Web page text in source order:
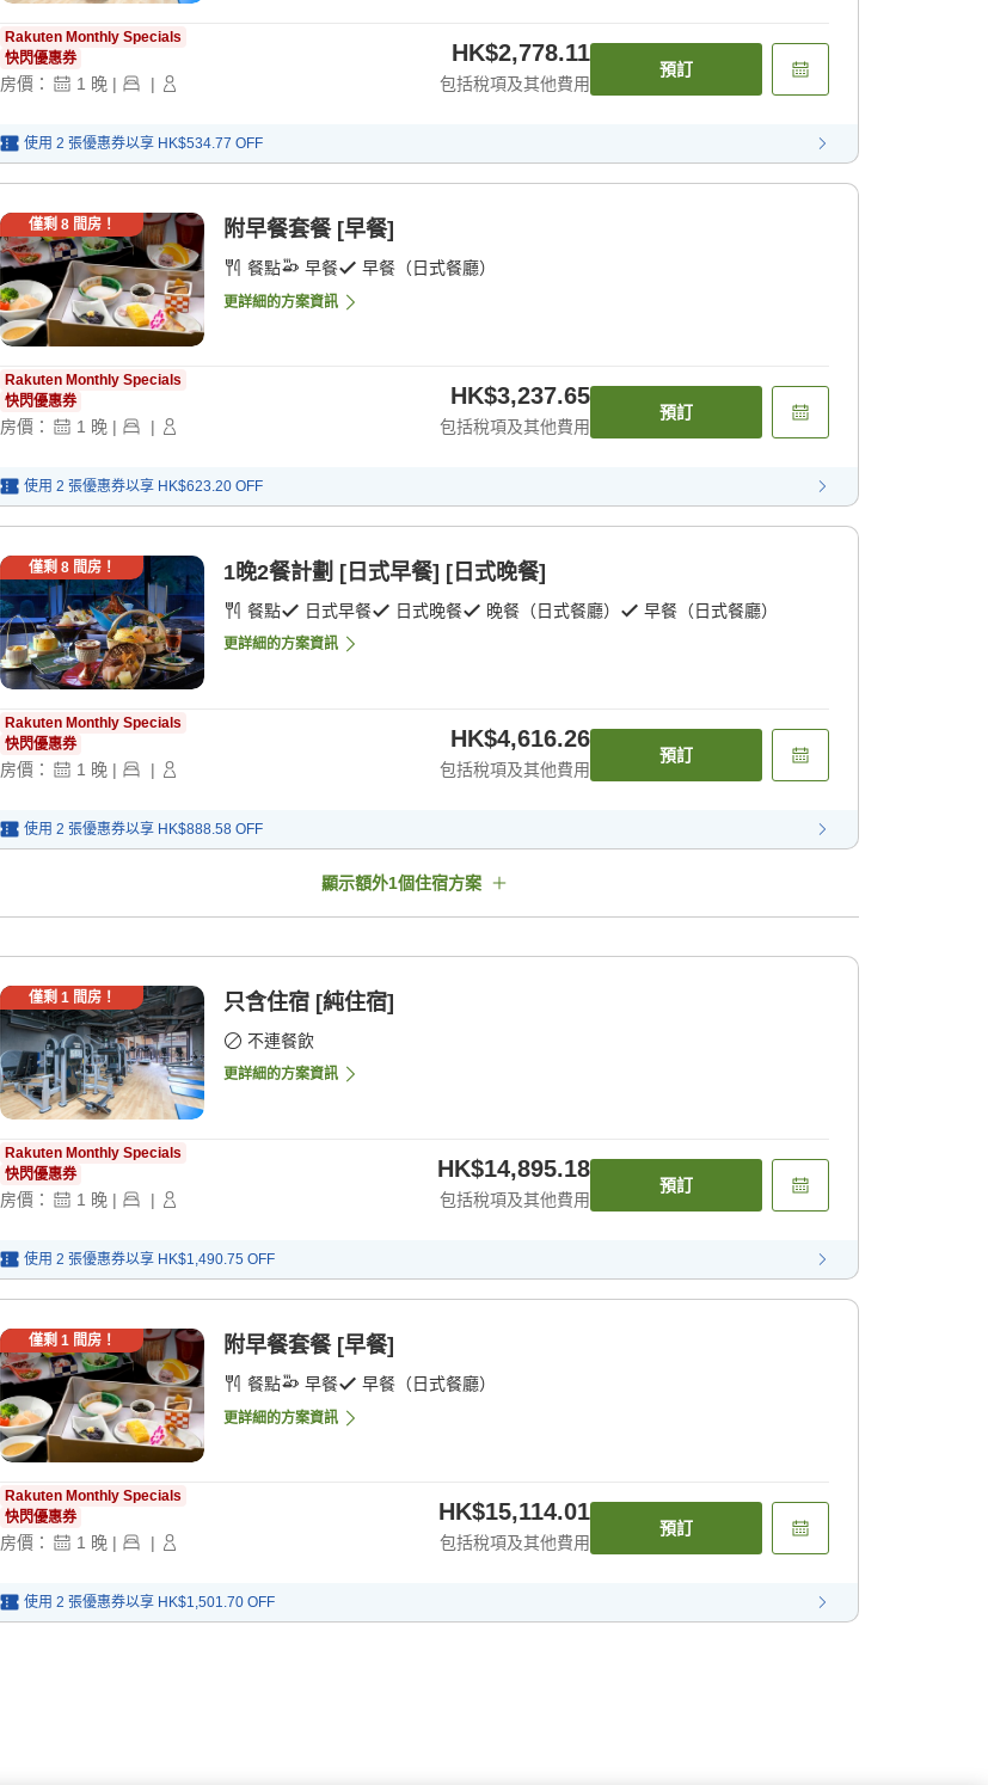
Rakuten Monthly Specials
快閃優惠券
房價： 1 晚 | |
HK$2,778.11
包括稅項及其他費用
預訂
使用 2 張優惠券以享 HK$534.77 OFF
僅剩 8間房！ 附早餐套餐 [早餐]
餐點 早餐 早餐（日式餐廳）
更詳細的方案資訊
Rakuten Monthly Specials
快閃優惠券
房價： 1 晚 | |
HK$3,237.65
包括稅項及其他費用
預訂
使用 2 張優惠券以享 HK$623.20 OFF
僅剩 8間房！ 1晚2餐計劃 [日式早餐] [日式晚餐]
餐點 日式早餐 日式晚餐 晚餐（日式餐廳） 早餐（日式餐廳）
更詳細的方案資訊
Rakuten Monthly Specials
快閃優惠券
房價： 1 晚 | |
HK$4,616.26
包括稅項及其他費用
預訂
使用 2 張優惠券以享 HK$888.58 OFF
顯示額外1個住宿方案
僅剩 1間房！ 只含住宿 [純住宿]
不連餐飲
更詳細的方案資訊
Rakuten Monthly Specials
快閃優惠券
房價： 1 晚 | |
HK$14,895.18
包括稅項及其他費用
預訂
使用 2 張優惠券以享 HK$1,490.75 OFF
僅剩 1間房！ 附早餐套餐 [早餐]
餐點 早餐 早餐（日式餐廳）
更詳細的方案資訊
Rakuten Monthly Specials
快閃優惠券
房價： 1 晚 | |
HK$15,114.01
包括稅項及其他費用
預訂
使用 2 張優惠券以享 HK$1,501.70 OFF